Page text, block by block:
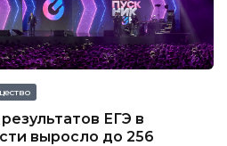
ЕГЭ в
выросло до 256